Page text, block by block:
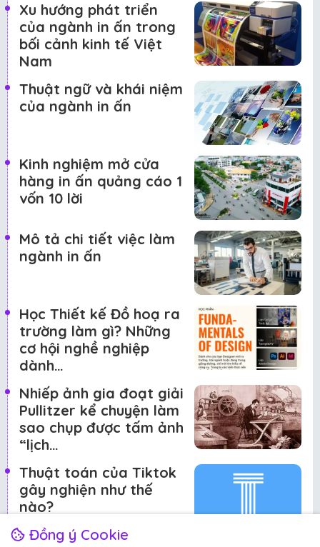
Xu hướng phát triển
của ngành in ấn trong
bối cảnh kinh tế Việt
Nam
Thuật ngữ và khái niệm
của ngành in ấn
Kinh nghiệm mở cửa
hàng in ấn quảng cáo 1
vốn 10 lời
Mô tả chi tiết việc làm
ngành in ấn
Học Thiết kế Đồ hoạ ra
trường làm gì? Những
cơ hội nghề nghiệp
dành…
Nhiếp ảnh gia đoạt giải
Pullitzer kể chuyện làm
sao chụp được tấm ảnh
“lịch…
Thuật toán của Tiktok
gây nghiện như thế
nào?
Đồng ý Cookie